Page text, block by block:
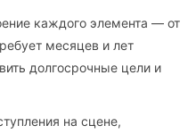
каждого элемента — от
месяцев и лет
долгосрочные цели и
на сцене,